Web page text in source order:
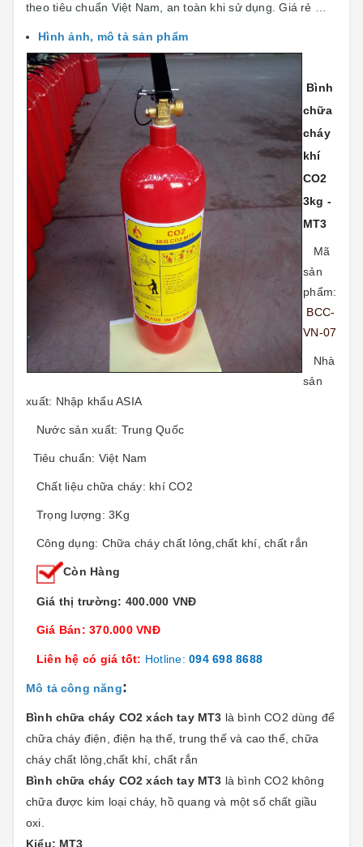
theo tiêu chuẩn Việt Nam, an toàn khi sử dụng. Giá rẻ …
Hình ảnh, mô tả sản phẩm
Bình
chữa
cháy
khí
CO2
3kg -
MT3
Mã
sản
phẩm:
BCC-
VN-07
Nhà
sản
xuất: Nhập khẩu ASIA
Nước sản xuất: Trung Quốc
Tiêu chuẩn: Việt Nam
Chất liệu chữa cháy: khí CO2
Trọng lượng: 3Kg
Công dụng: Chữa cháy chất lỏng,chất khí, chất rắn
Còn Hàng
Giá thị trường: 400.000 VNĐ
Giá Bán: 370.000 VNĐ
Liên hệ có giá tốt: Hotline: 094 698 8688
Mô tả công năng:
Bình chữa cháy CO2 xách tay MT3 là bình CO2 dùng để
chữa cháy điện, điện hạ thế, trung thế và cao thế,chữa
cháy chất lỏng,chất khí, chất rắn
Bình chữa cháy CO2 xách tay MT3 là bình CO2 không
chữa được kim loại cháy, hồ quang và một số chất giầu
oxi.
Kiểu: MT3